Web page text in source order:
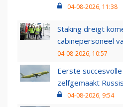
04-08-2026, 11:38
Staking dreigt
cabinepersoneel
04-08-2026, 10:57
Eerste
zelfgemaakt
04-08-2026, 9:54